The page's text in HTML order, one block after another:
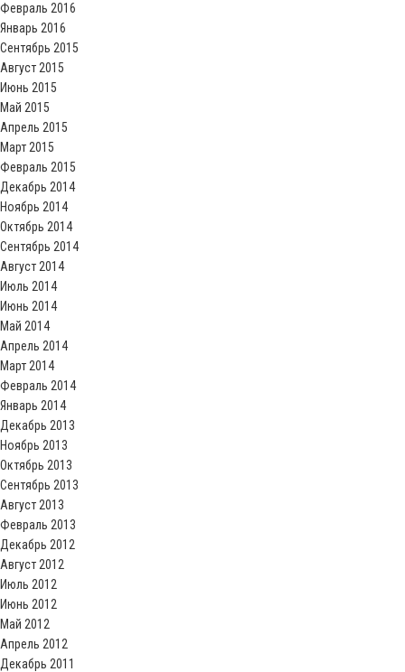
Февраль 2016
Январь 2016
Сентябрь 2015
Август 2015
Июнь 2015
Май 2015
Апрель 2015
Март 2015
Февраль 2015
Декабрь 2014
Ноябрь 2014
Октябрь 2014
Сентябрь 2014
Август 2014
Июль 2014
Июнь 2014
Май 2014
Апрель 2014
Март 2014
Февраль 2014
Январь 2014
Декабрь 2013
Ноябрь 2013
Октябрь 2013
Сентябрь 2013
Август 2013
Февраль 2013
Декабрь 2012
Август 2012
Июль 2012
Июнь 2012
Май 2012
Апрель 2012
Декабрь 2011